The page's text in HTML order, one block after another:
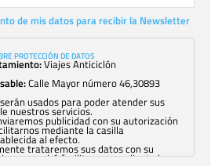
de mis datos para recibir la Newsletter
PROTECCIÓN DE DATOS
Viajes Anticiclón
Calle Mayor número 46,30893
usados para poder atender sus
nuestros servicios.
publicidad con su autorización
mediante la casilla
al efecto.
trataremos sus datos con su
que podrá facilitarnos mediante la